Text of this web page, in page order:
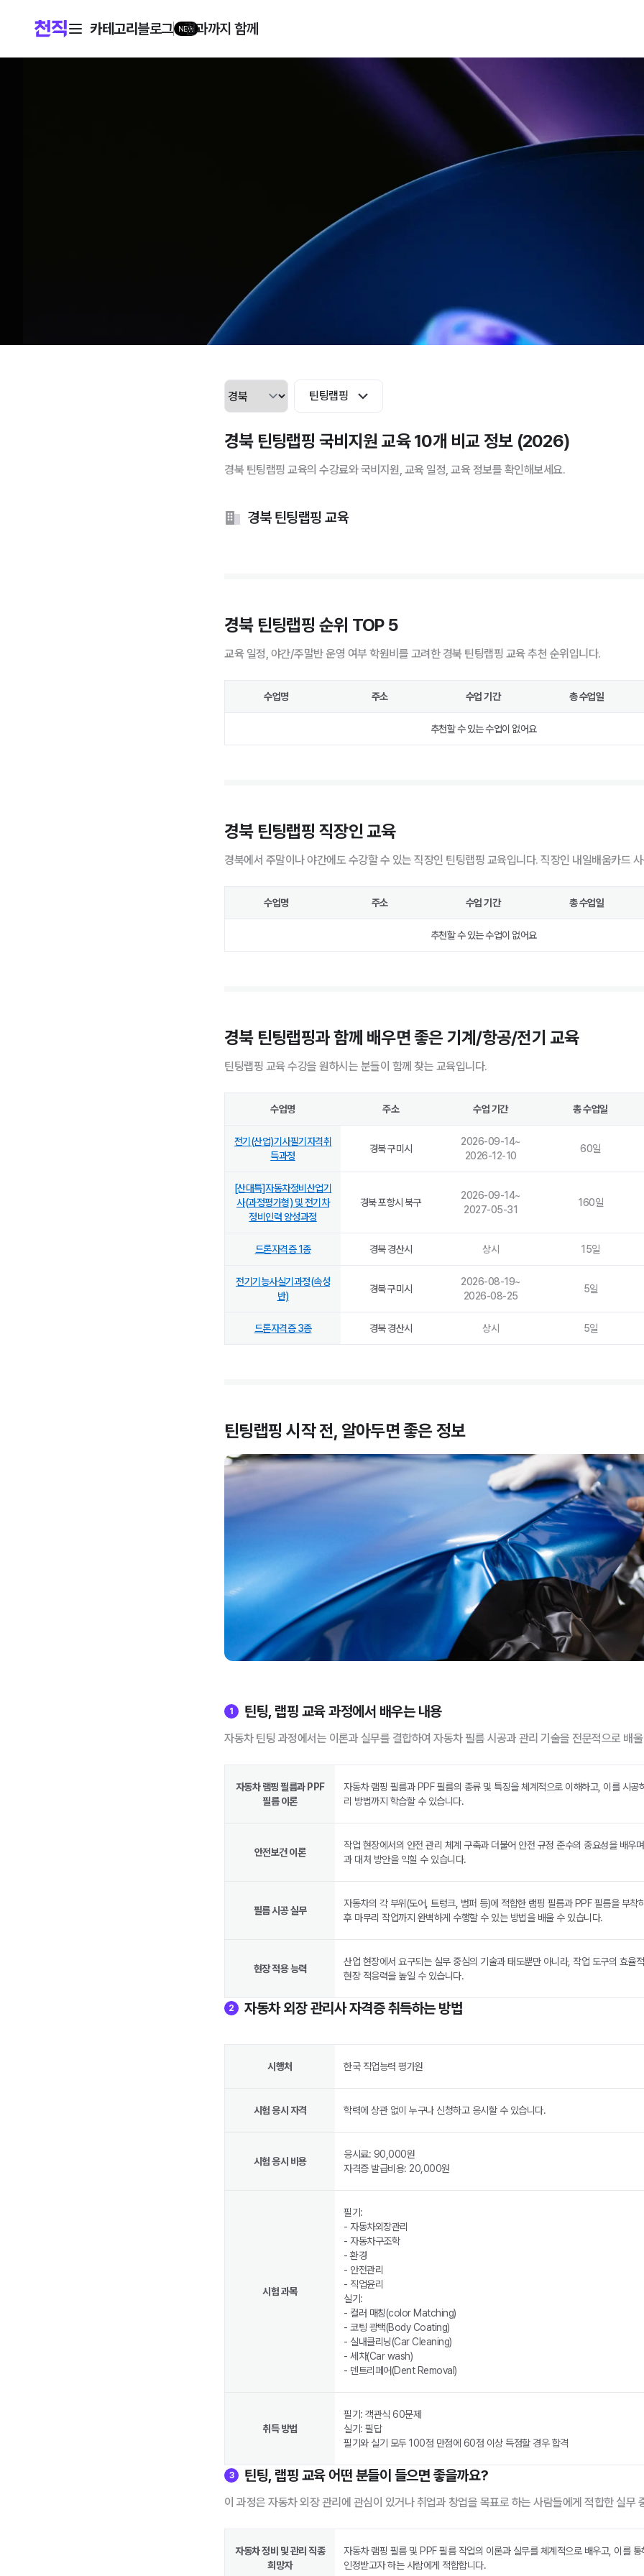
카테고리 블로그 NEW
결과까지 함께
틴팅랩핑
경북 틴팅랩핑 국비지원 교육 10개 비교 정보 (2026)
경북 틴팅랩핑 교육의 수강료와 국비지원, 교육 일정, 교육 정보를 확인해보세요.
경북 틴팅랩핑 교육
경북 틴팅랩핑 순위 TOP 5
교육 일정, 야간/주말반 운영 여부 학원비를 고려한 경북 틴팅랩핑 교육 추천 순위입니다.
수업명 주소 수업 기간 총 수업일
추천할 수 있는 수업이 없어요
경북 틴팅랩핑 직장인 교육
경북에서 주말이나 야간에도 수강할 수 있는 직장인 틴팅랩핑 교육입니다. 직장인 내일배움카드
수업명 주소 수업 기간 총 수업일
추천할 수 있는 수업이 없어요
경북 틴팅랩핑과 함께 배우면 좋은 기계/항공/전기 교육
틴팅랩핑 교육 수강을 원하시는 분들이 함께 찾는 교육입니다.
수업명 주소 수업 기간 총 수업일
전기(산업)기사필기자격취
득과정
경북 구미시
2026-09-14~
2026-12-10
60일
[산대특]자동차정비산업기
사(과정평가형) 및 전기차
정비인력 양성과정
경북 포항시 북구
2026-09-14~
2027-05-31
160일
드론자격증 1종 경북 경산시 상시 15일
전기기능사실기과정(속성
반)
경북 구미시
2026-08-19~
2026-08-25
5일
드론자격증 3종 경북 경산시 상시 5일
틴팅랩핑 시작 전, 알아두면 좋은 정보
1 틴팅, 랩핑 교육 과정에서 배우는 내용
자동차 틴팅 과정에서는 이론과 실무를 결합하여 자동차 필름 시공과 관리 기술을 전문적으로 배
자동차 램핑 필름과 PPF
필름 이론
자동차 램핑 필름과 PPF 필름의 종류 및 특징을 체계적으로 이해하고, 이를 시공
리 방법까지 학습할 수 있습니다.
안전보건 이론
작업 현장에서의 안전 관리 체계 구축과 더불어 안전 규정 준수의 중요성을 배우
과 대처 방안을 익힐 수 있습니다.
필름 시공 실무
자동차의 각 부위(도어, 트렁크, 범퍼 등)에 적합한 램핑 필름과 PPF 필름을 부착
후 마무리 작업까지 완벽하게 수행할 수 있는 방법을 배울 수 있습니다.
현장 적용 능력
산업 현장에서 요구되는 실무 중심의 기술과 태도뿐만 아니라, 작업 도구의 효율
현장 적응력을 높일 수 있습니다.
2 자동차 외장 관리사 자격증 취득하는 방법
시행처 한국 직업능력 평가원
시험 응시 자격 학력에 상관 없이 누구나 신청하고 응시할 수 있습니다.
시험 응시 비용
응시료: 90,000원
자격증 발급비용: 20,000원
시험 과목
필기:
- 자동차외장관리
- 자동차구조학
- 환경
- 안전관리
- 직업윤리
실기:
- 컬러 매칭(color Matching)
- 코팅 광택(Body Coating)
- 실내클리닝(Car Cleaning)
- 세차(Car wash)
- 덴트리페어(Dent Removal)
취득 방법
필기: 객관식 60문제
실기: 필답
필기와 실기 모두 100점 만점에 60점 이상 득점할 경우 합격
3 틴팅, 랩핑 교육 어떤 분들이 들으면 좋을까요?
이 과정은 자동차 외장 관리에 관심이 있거나 취업과 창업을 목표로 하는 사람들에게 적합한 실무
자동차 정비 및 관리 직종
희망자
자동차 램핑 필름 및 PPF 필름 작업의 이론과 실무를 체계적으로 배우고, 이를
인정받고자 하는 사람에게 적합합니다.